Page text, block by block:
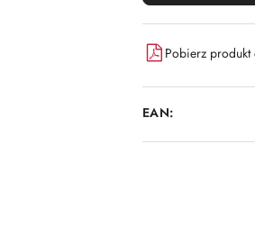
Pobierz produkt
EAN: